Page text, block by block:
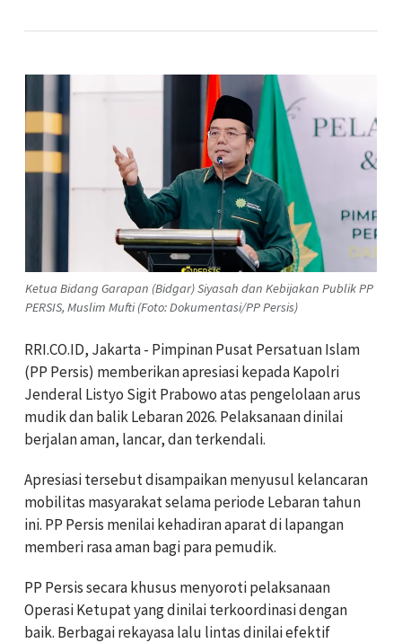
Ketua Bidang Garapan (Bidgar) Siyasah dan Kebijakan Publik PP
PERSIS, Muslim Mufti (Foto: Dokumentasi/PP Persis)
RRI.CO.ID, Jakarta - Pimpinan Pusat Persatuan Islam
(PP Persis) memberikan apresiasi kepada Kapolri
Jenderal Listyo Sigit Prabowoatas pengelolaan arus
mudik dan balik Lebaran 2026. Pelaksanaan dinilai
berjalan aman, lancar, dan terkendali.
Apresiasi tersebut disampaikan menyusul kelancaran
mobilitas masyarakat selama periode Lebaran tahun
ini. PP Persis menilai kehadiran aparat di lapangan
memberi rasa aman bagi para pemudik.
PP Persis secara khusus menyoroti pelaksanaan
Operasi Ketupatyang dinilai terkoordinasi dengan
baik. Berbagai rekayasa lalu lintas dinilai efektif